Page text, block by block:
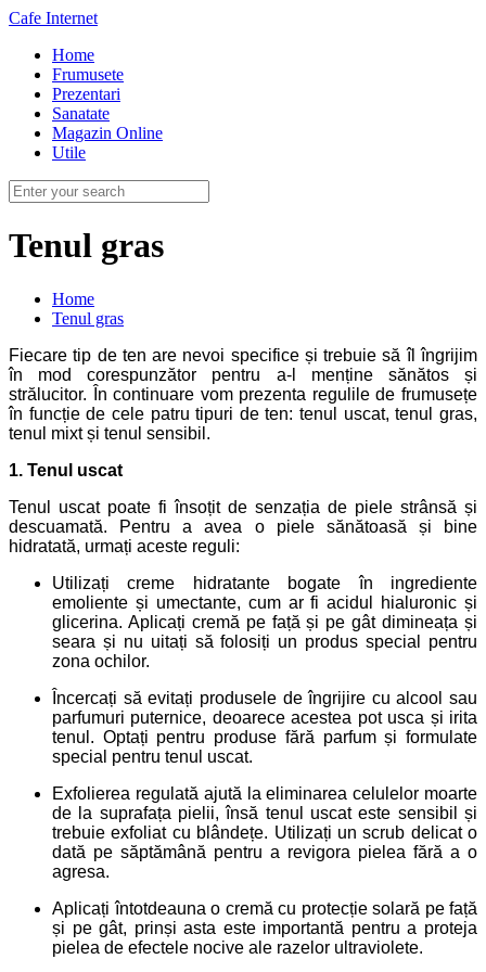
Cafe Internet
Home
Frumusete
Prezentari
Sanatate
Magazin Online
Utile
Tenul gras
Home
Tenul gras
Fiecare tip de ten are nevoi specifice și trebuie să îl îngrijim
în mod corespunzător pentru a-l menține sănătos și
strălucitor. În continuare vom prezenta regulile de frumusețe
în funcție de cele patru tipuri de ten: tenul uscat, tenul gras,
tenul mixt și tenul sensibil.
1. Tenul uscat
Tenul uscat poate fi însoțit de senzația de piele strânsă și
descuamată. Pentru a avea o piele sănătoasă și bine
hidratată, urmați aceste reguli:
Utilizați creme hidratante bogate în ingrediente
emoliente și umectante, cum ar fi acidul hialuronic și
glicerina. Aplicați cremă pe față și pe gât dimineața și
seara și nu uitați să folosiți un produs special pentru
zona ochilor.
Încercați să evitați produsele de îngrijire cu alcool sau
parfumuri puternice, deoarece acestea pot usca și irita
tenul. Optați pentru produse fără parfum și formulate
special pentru tenul uscat.
Exfolierea regulată ajută la eliminarea celulelor moarte
de la suprafața pielii, însă tenul uscat este sensibil și
trebuie exfoliat cu blândețe. Utilizați un scrub delicat o
dată pe săptămână pentru a revigora pielea fără a o
agresa.
Aplicați întotdeauna o cremă cu protecție solară pe față
și pe gât, prinși asta este importantă pentru a proteja
pielea de efectele nocive ale razelor ultraviolete.